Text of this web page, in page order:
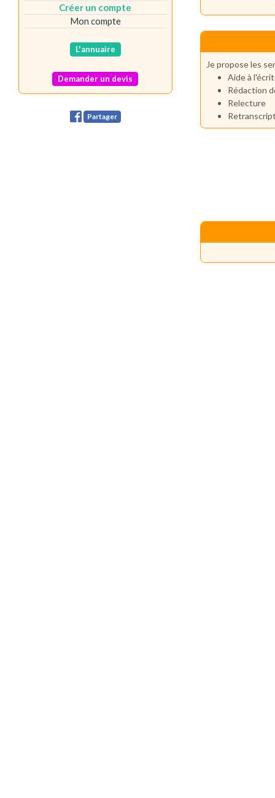
Je propose les
Aide à
Rédaction
Relecture
Créer un compte
Mon compte
L'annuaire
Demander un devis
Partager